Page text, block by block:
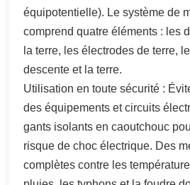
équipotentielle). Le système de
comprend quatre éléments : les
la terre, les électrodes de terre,
descente et la terre.
Utilisation en toute sécurité :
des équipements et circuits
gants isolants en caoutchouc
risque de choc électrique. Des
complètes contre les